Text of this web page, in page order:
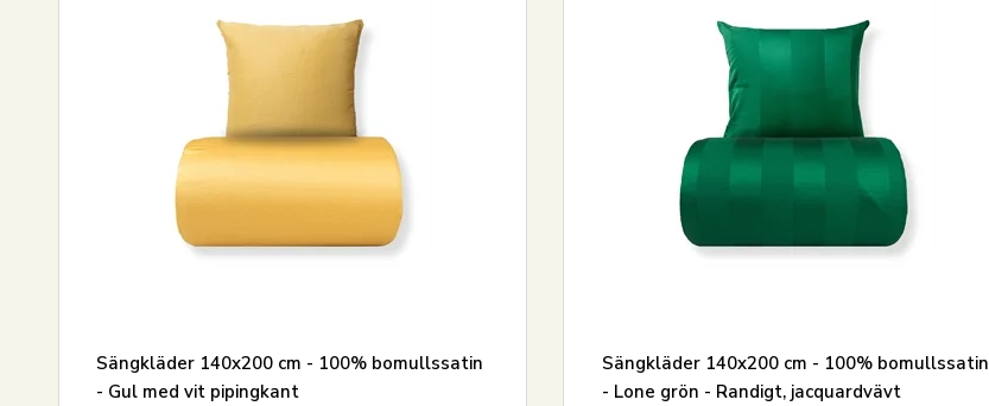
Sängkläder 140x200 cm - 100% bomullssatin
- Gul med vit pipingkant
Sängkläder 140x200 cm - 100% bomullssatin
- Lone grön - Randigt, jacquardvävt